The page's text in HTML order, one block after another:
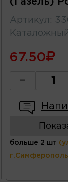
Артикул :
67.50
-
больше 2 шт